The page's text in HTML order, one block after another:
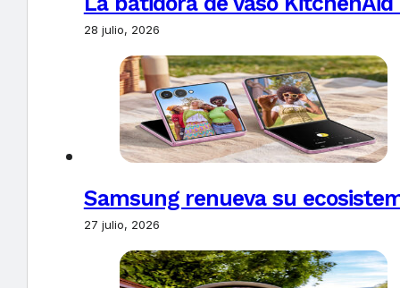
28 julio, 2026
Samsung renueva su
27 julio, 2026